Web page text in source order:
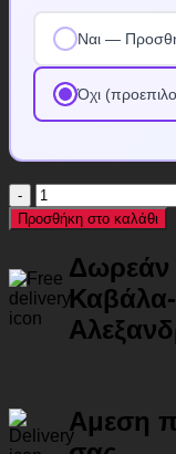
Ναι —
Όχι
Κρεβάτι
OLYMPUS
pakoworld
wenge
160x200εκ
ποσότητα
Προσθήκη στο καλάθι
Δωρεάν
Αμεση